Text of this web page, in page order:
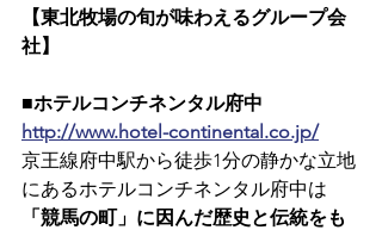
【東北牧場の旬が味わえるグループ会
社】
■ホテルコンチネンタル府中
http://www.hotel-continental.co.jp/
京王線府中駅から徒歩1分の静かな立地
にあるホテルコンチネンタル府中は
「競馬の町」に因んだ歴史と伝統をも